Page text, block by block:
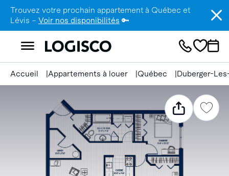
Trouvez votre prochain appartement à Québec et
Lévis – Voir nos disponibilités 🔑
Accueil Appartements à louer Québec Duberger-